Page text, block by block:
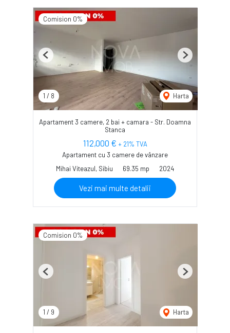
Comision 0%
1 / 8 Harta
Previous Next
Apartament 3 camere, 2 bai + camara - Str. Doamna
Stanca
112,000 € + 21% TVA
Apartament cu 3 camere de vânzare
Mihai Viteazul, Sibiu
69.35 mp 2024
Vezi mai multe detalii
Comision 0%
1 / 9 Harta
Previous Next